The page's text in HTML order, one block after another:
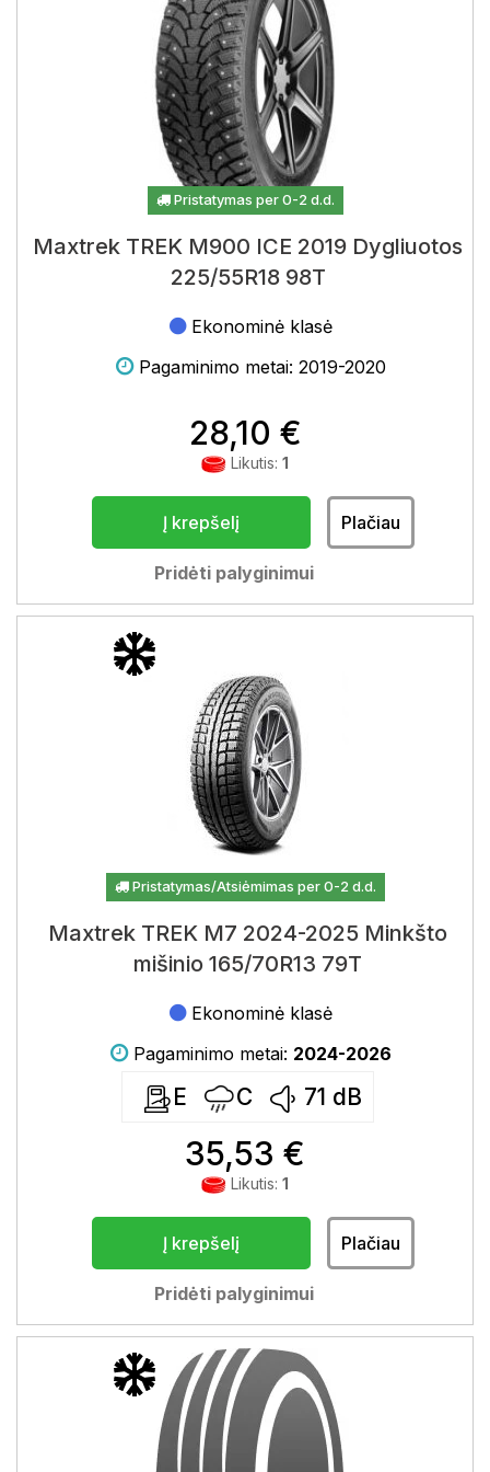
puikiu veikimo ir patikimumo santykiu.
Oficiali informacija:Maxtrek oficialus tinklalapis
Ieškote Maxtrek padangų? Mūsų svetainėje rasite kinų
technologijų giganto asortimentą palankiomis kainomis.
Nuo 2006 m. patirtis su 1,000+ darbuotojų ir
pažangiausiomis technologijomis. Greitas pristatymas
visoje Lietuvoje, profesionalus montažas. Susisiekite su
mumis dėl konsultacijos!
Pristatymas per 0-2 d.d.
Maxtrek TREK M900 ICE 2019 Dygliuotos
225/55R18 98T
Ekonominė klasė
Pagaminimo metai: 2019-2020
28,10 €
Likutis: 1
Į krepšelį Plačiau
Pridėti palyginimui
Pristatymas/Atsiėmimas per 0-2 d.d.
Maxtrek TREK M7 2024-2025 Minkšto
mišinio 165/70R13 79T
Ekonominė klasė
Pagaminimo metai: 2024-2026
E C 71 dB
35,53 €
Likutis: 1
Į krepšelį Plačiau
Pridėti palyginimui